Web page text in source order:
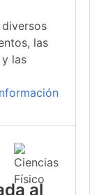
las
las
al